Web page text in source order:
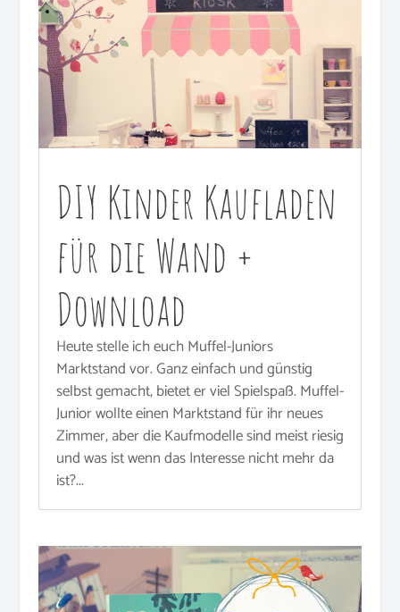
DIY Kinder Kaufladen
für die Wand +
Download
Heute stelle ich euch Muffel-Juniors
Marktstand vor. Ganz einfach und günstig
selbst gemacht, bietet er viel Spielspaß. Muffel-
Junior wollte einen Marktstand für ihr neues
Zimmer, aber die Kaufmodelle sind meist riesig
und was ist wenn das Interesse nicht mehr da
ist?...